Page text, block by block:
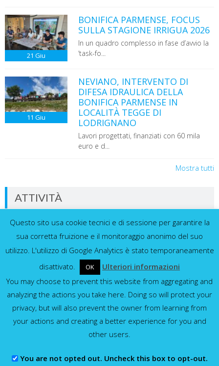
21 Giu
BONIFICA PARMENSE, FOCUS
SULLA STAGIONE IRRIGUA 2026
In un quadro complesso in fase d’avvio la
‘task-fo...
11 Giu
NEVIANO, INTERVENTO DI
DIFESA IDRAULICA DELLA
BONIFICA PARMENSE IN
LOCALITÀ TEGGE DI
LODRIGNANO
Lavori progettati, finanziati con 60 mila
euro e d...
Mostra tutti
ATTIVITÀ
Dati in tempo reale dalla nostra rete di
sensori
Idrometri e pluviometri
Mostra tutti
Consorzio della Bonifica Parmense
Questo sito usa cookie tecnici e di sessione per garantire la
sua corretta fruizione e il monitoraggio anonimo del suo
utilizzo. L'utilizzo di Google Analytics è stato temporaneamente
disattivato.
OK
Ulteriori informazioni
You may choose to prevent this website from aggregating and
analyzing the actions you take here. Doing so will protect your
privacy, but will also prevent the owner from learning from
your actions and creating a better experience for you and
other users.
You are not opted out. Uncheck this box to opt-out.